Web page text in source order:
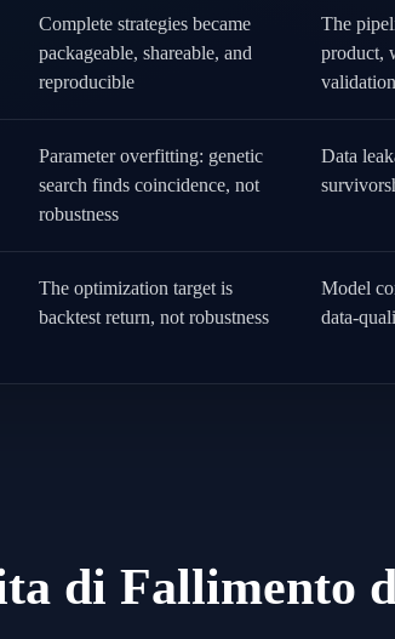
Complete strategies became
packageable, shareable, and
reproducible
The
product,
validation
Parameter overfitting: genetic
search finds coincidence, not
robustness
Data
The optimization target is
backtest return, not robustness
Model
data-
di Fallimento